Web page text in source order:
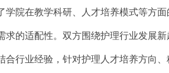
院在教学科研、人才培养模式等方
的适配性。双方围绕护理行业发展
行业经验，针对护理人才培养方向、